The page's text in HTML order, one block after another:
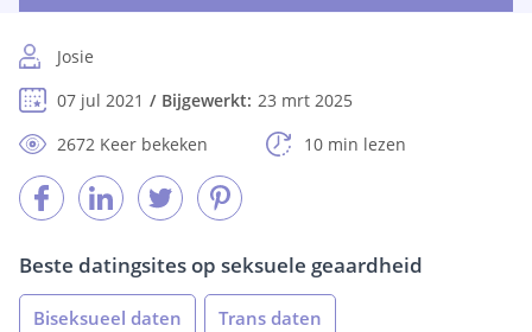
Josie
07 jul 2021
Bijgewerkt: 23 mrt 2025
2672 Keer bekeken
10 min lezen
Beste datingsites op seksuele geaardheid
Biseksueel daten Trans daten